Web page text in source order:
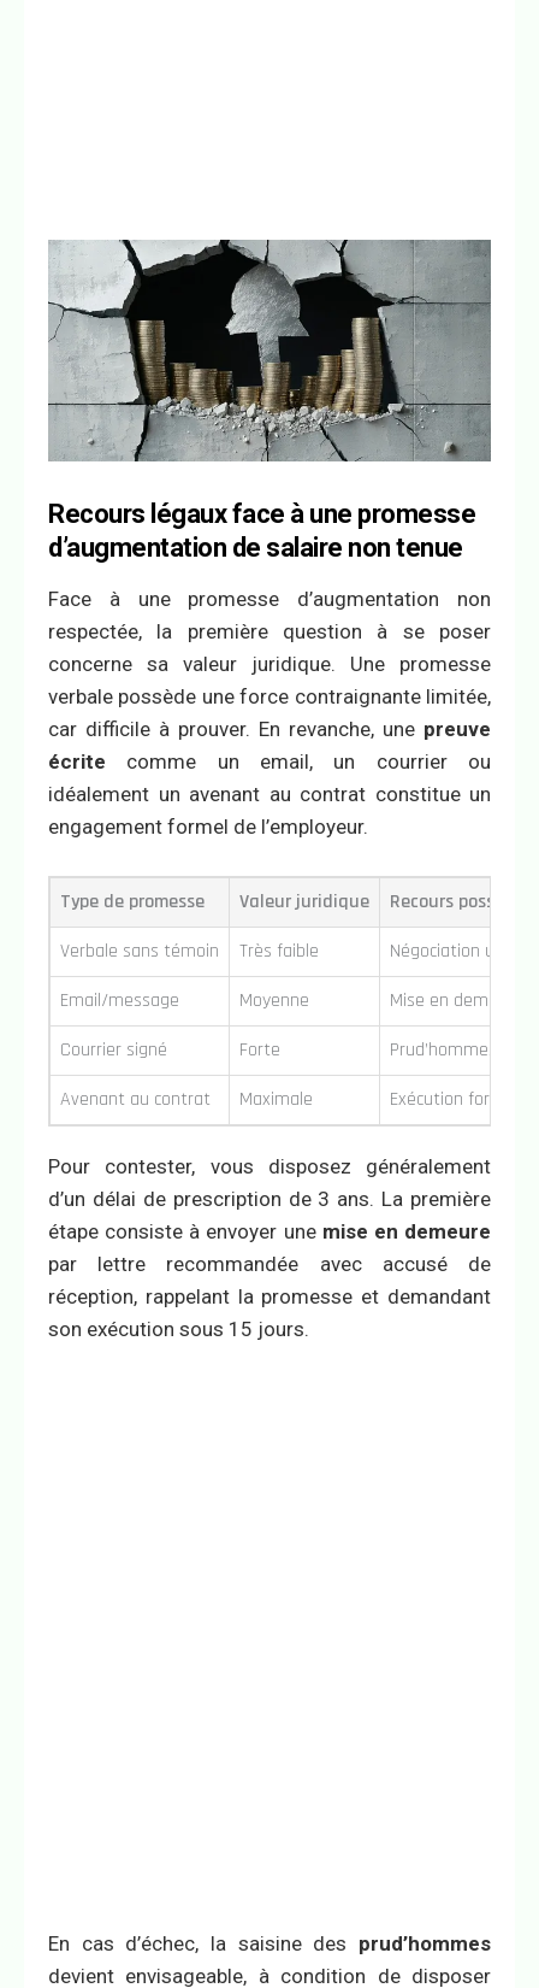
Recours légaux face à une promesse
d’augmentation de salaire non tenue
Face à une promesse d’augmentation non
respectée, la première question à se poser
concerne sa valeur juridique. Une promesse
verbale possède une force contraignante limitée,
car difficile à prouver. En revanche, une preuve
écrite comme un email, un courrier ou
idéalement un avenant au contrat constitue un
engagement formel de l’employeur.
Type de promesse Valeur juridique
Recours possible
Verbale sans témoin
Très faible
Négociation
Email/message
Moyenne
Mise en demeure
Courrier signé
Forte
Prud’hommes
Avenant au contrat
Maximale Exécution forcée
Pour contester, vous disposez généralement
d’un délai de prescription de 3 ans. La première
étape consiste à envoyer une mise en demeure
par lettre recommandée avec accusé de
réception, rappelant la promesse et demandant
son exécution sous 15 jours.
En cas d’échec, la saisine des prud’hommes
devient envisageable, à condition de disposer